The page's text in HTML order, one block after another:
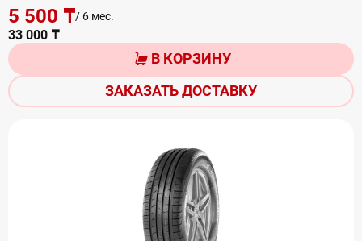
5 500 ₸/ 6 мес.
33 000 ₸
В КОРЗИНУ
ЗАКАЗАТЬ ДОСТАВКУ